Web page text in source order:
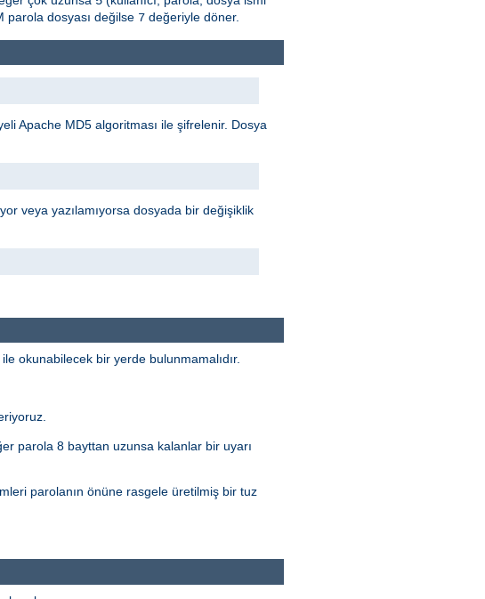
parola dosyası değilse 7 değeriyle döner.
Apache MD5 algoritması ile şifrelenir. Dosya
veya yazılamıyorsa dosyada bir değişiklik
okunabilecek bir yerde bulunmamalıdır.
parola 8 bayttan uzunsa kalanlar bir uyarı
parolanın önüne rasgele üretilmiş bir tuz